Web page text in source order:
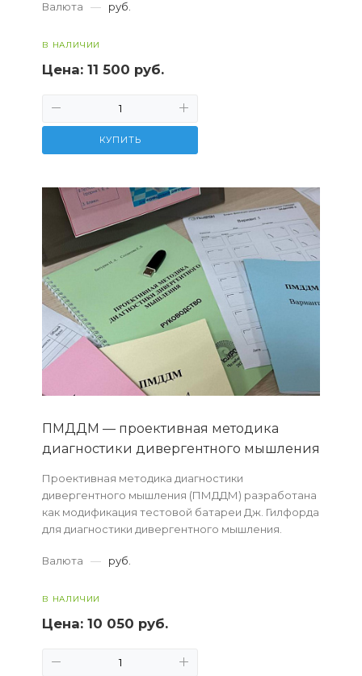
Валюта
— руб.
В НАЛИЧИИ
Цена: 11 500 руб.
КУПИТЬ
ПМДДМ — проективная методика
диагностики дивергентного мышления
Проективная методика диагностики
дивергентного мышления (ПМДДМ) разработана
как модификация тестовой батареи Дж. Гилфорда
для диагностики дивергентного мышления.
гибкость и ори...
Валюта — руб.
В НАЛИЧИИ
Цена: 10 050 руб.